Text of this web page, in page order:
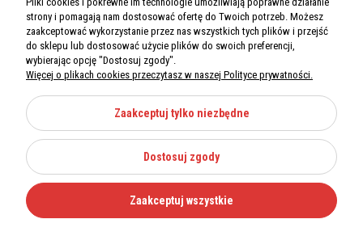
REGON: 5246591010
O nas
Informacje
Moje konto
Kategorie
strony i pomagają nam dostosować ofertę do Twoich potrzeb. Możesz
zaakceptować wykorzystanie przez nas wszystkich tych plików i przejść
do sklepu lub dostosować użycie plików do swoich preferencji,
wybierając opcję "Dostosuj zgody".
Więcej o plikach cookies przeczytasz w naszej Polityce prywatności.
Zaakceptuj tylko niezbędne
Dostosuj zgody
Zaakceptuj wszystkie